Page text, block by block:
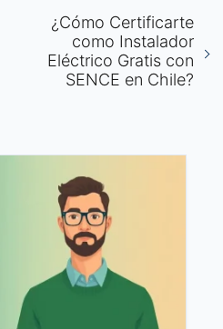
¿Cómo Certificarte
como Instalador
Eléctrico Gratis con
SENCE en Chile?